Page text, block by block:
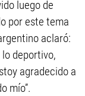
luego de
por este tema
aclaró:
deportivo,
agradecido a
mío”.